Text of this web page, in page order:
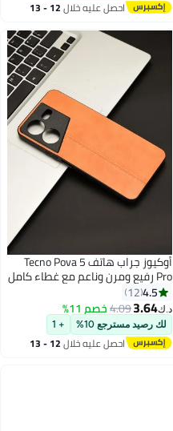
ومباريات كرة القدم والحفلات
الموسيقية، تلسكوب أحادي العين
مقاوم للماء للبالغين
احصل عليه خلال 12 - 13
أوكيوز جراب هاتف Tecno Pova 5
Pro رفيع ومرن وناعم مع غطاء كامل
فاخر من جلد البولي يوريثان للرجال
جراب هاتف كامل متين ومقاوم
للخدش باللون الأصفر
4.5
12
د.ك‏3.64
4.09خصم 11%
لك رصيد مسترجع 10% + 1
احصل عليه خلال 12 - 13